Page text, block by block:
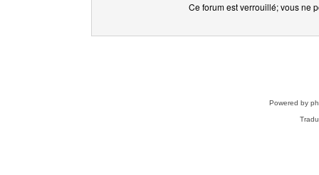
Ce forum est verrouillé; vous ne
Powered by